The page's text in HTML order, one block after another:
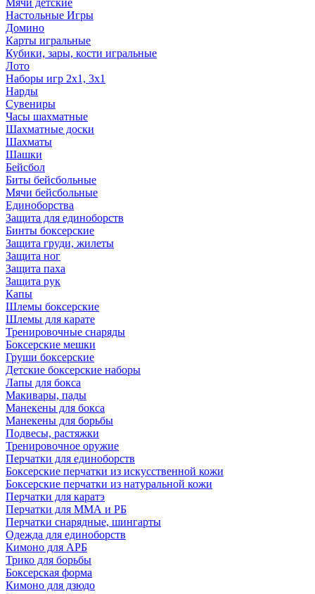
Мячи детские
Настольные Игры
Домино
Карты игральные
Кубики, зары, кости игральные
Лото
Наборы игр 2х1, 3х1
Нарды
Сувениры
Часы шахматные
Шахматные доски
Шахматы
Шашки
Бейсбол
Биты бейсбольные
Мячи бейсбольные
Единоборства
Защита для единоборств
Бинты боксерские
Защита груди, жилеты
Защита ног
Защита паха
Защита рук
Капы
Шлемы боксерские
Шлемы для карате
Тренировочные снаряды
Боксерские мешки
Груши боксерские
Детские боксерские наборы
Лапы для бокса
Макивары, пады
Манекены для бокса
Манекены для борьбы
Подвесы, растяжки
Тренировочное оружие
Перчатки для единоборств
Боксерские перчатки из искусственной кожи
Боксерские перчатки из натуральной кожи
Перчатки для каратэ
Перчатки для ММА и РБ
Перчатки снарядные, шингарты
Одежда для единоборств
Кимоно для АРБ
Трико для борьбы
Боксерская форма
Кимоно для дзюдо